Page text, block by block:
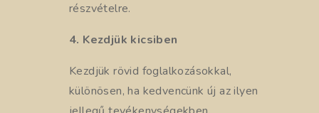
részvételre.
4. Kezdjük kicsiben
Kezdjük rövid foglalkozásokkal,
különösen, ha kedvencünk új az ilyen